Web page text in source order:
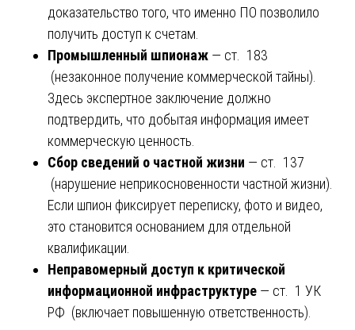
доказательство того, что именно ПО позволило
получить доступ к счетам.
Промышленный шпионаж — ст. 183
(незаконное получение коммерческой тайны).
Здесь экспертное заключение должно
подтвердить, что добытая информация имеет
коммерческую ценность.
Сбор сведений о частной жизни — ст. 137
(нарушение неприкосновенности частной жизни).
Если шпион фиксирует переписку, фото и видео,
это становится основанием для отдельной
квалификации.
Неправомерный доступ к критической
информационной инфраструктуре — ст. 1 УК
РФ (включает повышенную ответственность).